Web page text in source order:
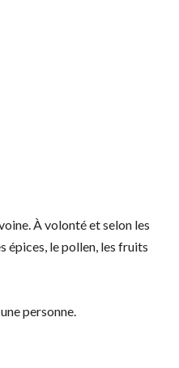
À volonté et selon les
épices, le pollen, les fruits
personne.